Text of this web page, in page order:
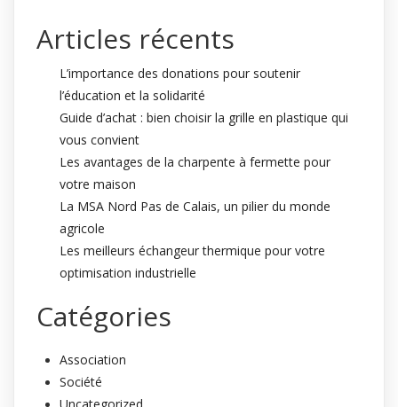
Articles récents
L’importance des donations pour soutenir
l’éducation et la solidarité
Guide d’achat : bien choisir la grille en plastique qui
vous convient
Les avantages de la charpente à fermette pour
votre maison
La MSA Nord Pas de Calais, un pilier du monde
agricole
Les meilleurs échangeur thermique pour votre
optimisation industrielle
Catégories
Association
Société
Uncategorized